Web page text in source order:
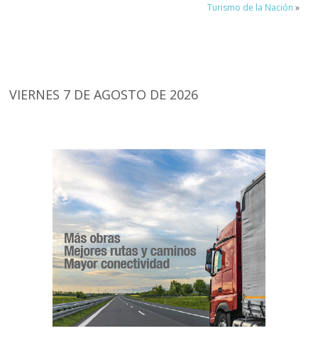
Turismo de la Nación »
VIERNES 7 DE AGOSTO DE 2026